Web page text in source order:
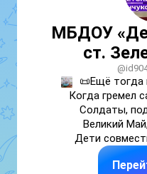
МБДОУ
ст.
📜Ещё тогда
Когда гремел
Солдаты,
Великий
Дети
родителями в
Победы в